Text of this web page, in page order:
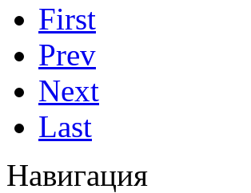
First
Prev
Next
Last
Навигация